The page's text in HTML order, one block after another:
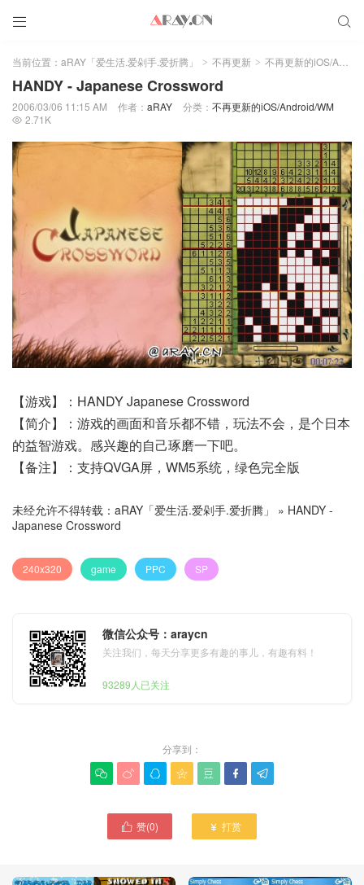
 
当前位置： aRAY「爱生活.爱剁手.爱折腾」 > 不再更新 > 不再更新的iOS/Android/WM
HANDY - Japanese Crossword
2006/03/06 11:15 AM 作者： aRAY 分类： 不再更新的iOS/Android/WM
 2.71K
【游戏】：HANDY Japanese Crossword
【简介】：游戏的画面和音乐都不错，玩法不会，是个日本
的益智游戏。感兴趣的自己琢磨一下吧。
【备注】：支持QVGA屏，WM5系统，绿色完全版
未经允许不得转载： aRAY「爱生活.爱剁手.爱折腾」 » HANDY -
Japanese Crossword
240x320 game PPC SP
微信公众号：araycn
关注我们，每天分享更多有趣的事儿，有趣有料！
93289人已关注
分享到：
      
 赞(0)  打赏